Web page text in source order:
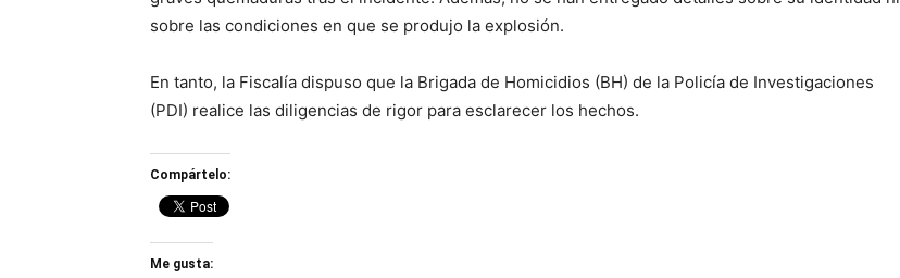
sobre las condiciones en que se produjo la explosión.
En tanto, la Fiscalía dispuso que la Brigada de Homicidios (BH) de la Policía de Investigaciones
(PDI) realice las diligencias de rigor para esclarecer los hechos.
Compártelo:
Me gusta: